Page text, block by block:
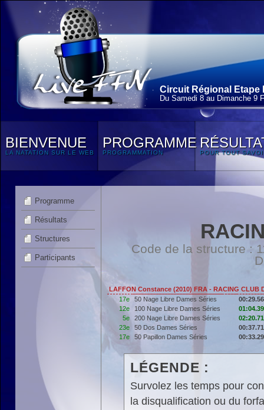
Circuit Régional Etape
Du Samedi 8 au Dimanche 9
BIENVENUE
LA NATATION SUR LE WEB
PROGRAMME
PROGRAMMATION POUR TOUT
Programme
Résultats
Structures
Participants
Code de la structure :
LAFFON Constance (2010) FRA - RACING CLUB
17e
50 Nage Libre Dames Séries
00:29.56
12e
100 Nage Libre Dames Séries
01:04.39
5e
200 Nage Libre Dames Séries
02:20.71
23e
50 Dos Dames Séries
00:37.71
17e
50 Papillon Dames Séries 00:33.29
LÉGENDE :
Survolez les temps pour
la disqualification ou du